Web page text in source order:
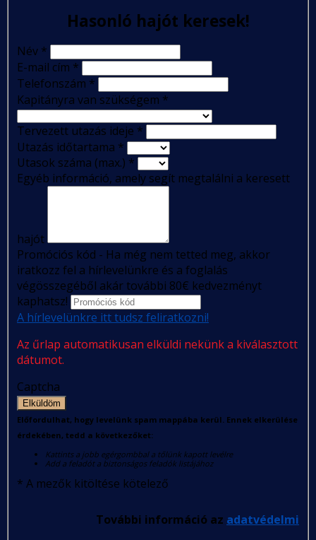
Hasonló hajót keresek!
Név *
E-mail cím *
Telefonszám *
Kapitányra van szükségem *
Tervezett utazás ideje *
Utazás időtartama *
Utasok száma (max.) *
Egyéb információ, amely segít megtalálni a keresett
hajót
Promóciós kód - Ha még nem tetted meg, akkor
iratkozz fel a hírlevelünkre és a foglalás
végösszegéből akár további 80€ kedvezményt
kaphatsz!
A hírlevelünkre itt tudsz feliratkozni!
Az űrlap automatikusan elküldi nekünk a kiválasztott
dátumot.
Captcha
Elküldöm
Előfordulhat, hogy levelünk spam mappába kerül. Ennek elkerülése
érdekében, tedd a következőket:
Kattints a jobb egérgombbal a tőlünk kapott levélre
Add a feladót a biztonságos feladók listájához
* A mezők kitöltése kötelező
További információ az adatvédelmi